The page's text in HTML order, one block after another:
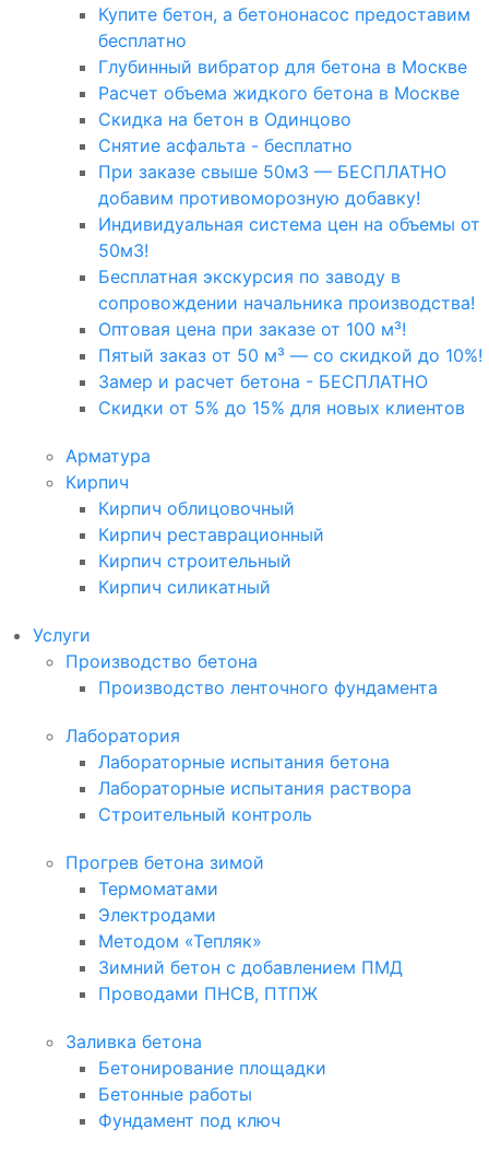
Купите бетон, а бетононасос предоставим
бесплатно
Глубинный вибратор для бетона в Москве
Расчет объема жидкого бетона в Москве
Скидка на бетон в Одинцово
Снятие асфальта - бесплатно
При заказе свыше 50м3 — БЕСПЛАТНО
добавим противоморозную добавку!
Индивидуальная система цен на объемы от
50м3!
Бесплатная экскурсия по заводу в
сопровождении начальника производства!
Оптовая цена при заказе от 100 м³!
Пятый заказ от 50 м³ — со скидкой до 10%!
Замер и расчет бетона - БЕСПЛАТНО
Скидки от 5% до 15% для новых клиентов
Арматура
Кирпич
Кирпич облицовочный
Кирпич реставрационный
Кирпич строительный
Кирпич силикатный
Услуги
Производство бетона
Производство ленточного фундамента
Лаборатория
Лабораторные испытания бетона
Лабораторные испытания раствора
Строительный контроль
Прогрев бетона зимой
Термоматами
Электродами
Методом «Тепляк»
Зимний бетон с добавлением ПМД
Проводами ПНСВ, ПТПЖ
Заливка бетона
Бетонирование площадки
Бетонные работы
Фундамент под ключ